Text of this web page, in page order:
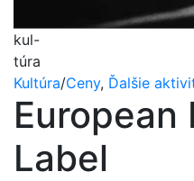
kul-
túra
Kultúra/Ceny, Ďalšie
European
Label